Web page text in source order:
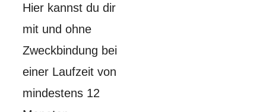
Hier kannst du dir
mit und ohne
Zweckbindung bei
einer Laufzeit von
mindestens 12